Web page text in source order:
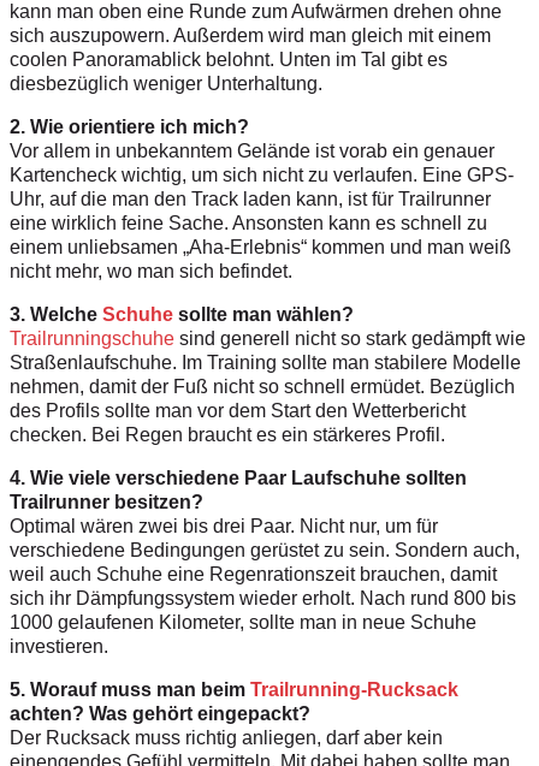
kann man oben eine Runde zum Aufwärmen drehen ohne
sich auszupowern. Außerdem wird man gleich mit einem
coolen Panoramablick belohnt. Unten im Tal gibt es
diesbezüglich weniger Unterhaltung.
2. Wie orientiere ich mich?
Vor allem in unbekanntem Gelände ist vorab ein genauer
Kartencheck wichtig, um sich nicht zu verlaufen. Eine GPS-
Uhr, auf die man den Track laden kann, ist für Trailrunner
eine wirklich feine Sache. Ansonsten kann es schnell zu
einem unliebsamen „Aha-Erlebnis“ kommen und man weiß
nicht mehr, wo man sich befindet.
3. Welche Schuhe sollte man wählen?
Trailrunningschuhe sind generell nicht so stark gedämpft wie
Straßenlaufschuhe. Im Training sollte man stabilere Modelle
nehmen, damit der Fuß nicht so schnell ermüdet. Bezüglich
des Profils sollte man vor dem Start den Wetterbericht
checken. Bei Regen braucht es ein stärkeres Profil.
4. Wie viele verschiedene Paar Laufschuhe sollten
Trailrunner besitzen?
Optimal wären zwei bis drei Paar. Nicht nur, um für
verschiedene Bedingungen gerüstet zu sein. Sondern auch,
weil auch Schuhe eine Regenrationszeit brauchen, damit
sich ihr Dämpfungssystem wieder erholt. Nach rund 800 bis
1000 gelaufenen Kilometer, sollte man in neue Schuhe
investieren.
5. Worauf muss man beim Trailrunning-Rucksack
achten? Was gehört eingepackt?
Der Rucksack muss richtig anliegen, darf aber kein